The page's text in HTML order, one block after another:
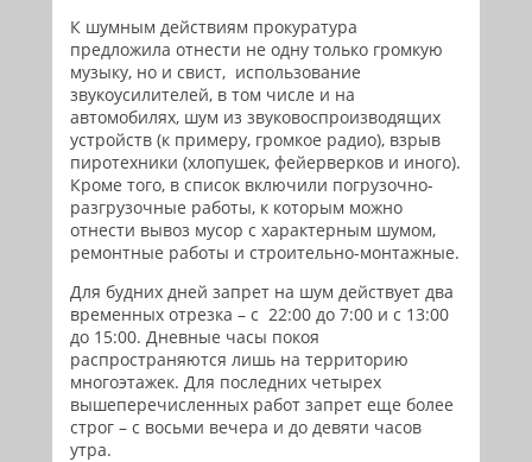
К шумным действиям прокуратура
предложила отнести не одну только громкую
музыку, но и свист, использование
звукоусилителей, в том числе и на
автомобилях, шум из звуковоспроизводящих
устройств (к примеру, громкое радио), взрыв
пиротехники (хлопушек, фейерверков и иного).
Кроме того, в список включили погрузочно-
разгрузочные работы, к которым можно
отнести вывоз мусор с характерным шумом,
ремонтные работы и строительно-монтажные.
Для будних дней запрет на шум действует два
временных отрезка – с 22:00 до 7:00 и с 13:00
до 15:00. Дневные часы покоя
распространяются лишь на территорию
многоэтажек. Для последних четырех
вышеперечисленных работ запрет еще более
строг – с восьми вечера и до девяти часов
утра.